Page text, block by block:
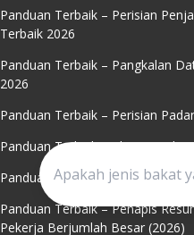
Panduan Terbaik – Perisian
Terbaik 2026
Panduan Terbaik – Pangkalan
2026
Panduan Terbaik – Perisian
Panduan Terbaik – Alat AI
Panduan Terbaik –
Panduan Terbaik – Penapis
Pekerja Berjumlah Besar (2026)